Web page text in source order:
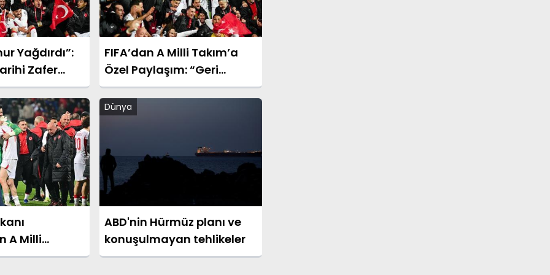
Yağdırdı”:
Zafer
Sözler
FIFA’dan A Milli Takım’a
Özel Paylaşım: “Geri
Döndüler”
A Milli
Mesajı
Dünya
ABD'nin Hürmüz planı ve
konuşulmayan tehlikeler